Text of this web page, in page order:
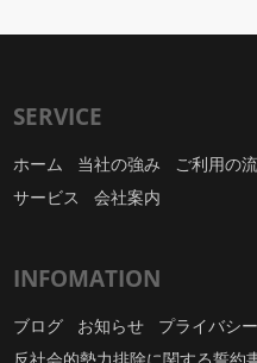
SERVICE
ホーム 当社の強み ご利用の
サービス
会社案内
INFOMATION
ブログ お知らせ プライバシ
反社会的勢力排除に関する誓約